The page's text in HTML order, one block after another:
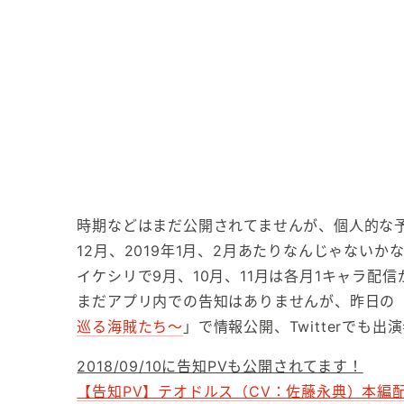
時期などはまだ公開されてませんが、個人的な
12月、2019年1月、2月あたりなんじゃないか
イケシリで9月、10月、11月は各月1キャラ配
まだアプリ内での告知はありませんが、昨日の
巡る海賊たち～ 」で情報公開、Twitterでも出
2018/09/10に告知PVも公開されてます！
【告知PV】テオドルス（CV：佐藤永典）本